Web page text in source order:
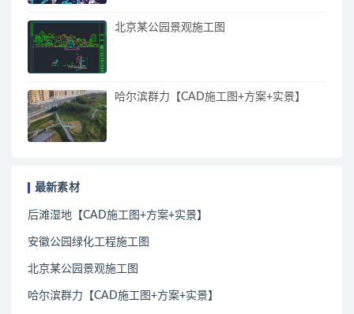
北京某公园景观施工图
哈尔滨群力【CAD施工图+方案+实景】
最新素材
后滩湿地【CAD施工图+方案+实景】
安徽公园绿化工程施工图
北京某公园景观施工图
哈尔滨群力【CAD施工图+方案+实景】